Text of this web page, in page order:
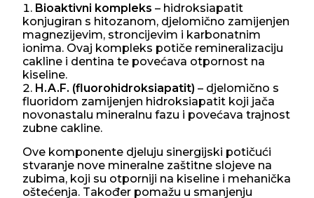
Bioaktivni kompleks – hidroksiapatit
konjugiran s hitozanom, djelomično zamijenjen
magnezijevim, stroncijevim i karbonatnim
ionima. Ovaj kompleks potiče remineralizaciju
cakline i dentina te povećava otpornost na
kiseline.
H.A.F. (fluorohidroksiapatit) – djelomično s
fluoridom zamijenjen hidroksiapatit koji jača
novonastalu mineralnu fazu i povećava trajnost
zubne cakline.
Ove komponente djeluju sinergijski potičući
stvaranje nove mineralne zaštitne slojeve na
zubima, koji su otporniji na kiseline i mehanička
oštećenja. Također pomažu u smanjenju